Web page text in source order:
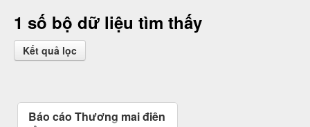
1 số bộ dữ liệu tìm thấy
Kết quả lọc
Báo cáo Thương mại điện